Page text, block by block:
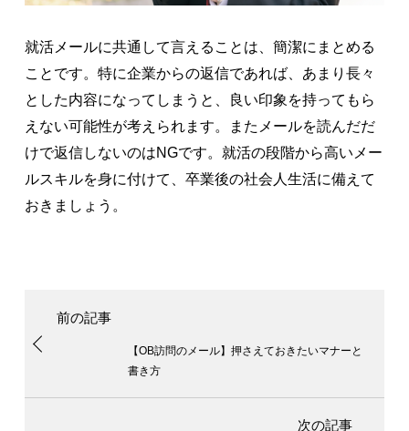
就活メールに共通して言えることは、簡潔にまとめる
ことです。特に企業からの返信であれば、あまり長々
とした内容になってしまうと、良い印象を持ってもら
えない可能性が考えられます。またメールを読んだだ
けで返信しないのはNGです。就活の段階から高いメー
ルスキルを身に付けて、卒業後の社会人生活に備えて
おきましょう。
【OB訪問のメール】押さえておきたいマナーと
書き方